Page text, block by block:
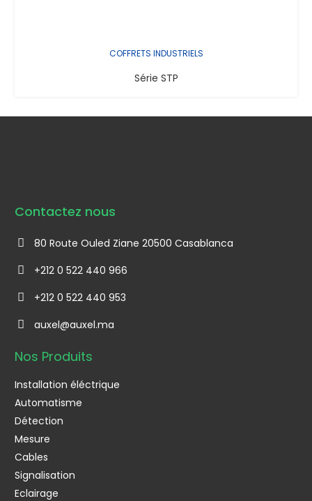
COFFRETS INDUSTRIELS
Série STP
Contactez nous
80 Route Ouled Ziane 20500 Casablanca
+212 0 522 440 966
+212 0 522 440 953
auxel@auxel.ma
Nos Produits
Installation éléctrique
Automatisme
Détection
Mesure
Cables
Signalisation
Eclairage